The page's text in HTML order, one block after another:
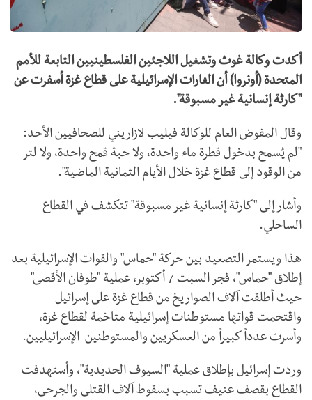
أكدت وكالة غوث وتشغيل اللاجئين الفلسطينيين التابعة للأمم
المتحدة (أونروا) أن الغارات الإسرائيلية على قطاع غزة أسفرت عن
"كارثة إنسانية غير مسبوقة".
وقال المفوض العام للوكالة فيليب لازاريني للصحافيين الأحد:
"لم يُسمح بدخول قطرة ماء واحدة، ولا حبة قمح واحدة، ولا لتر
من الوقود إلى قطاع غزة خلال الأيام الثمانية الماضية".
وأشار إلى "كارثة إنسانية غير مسبوقة" تتكشف في القطاع
الساحلي.
هذا ويستمر التصعيد بين حركة "حماس" والقوات الإسرائيلية بعد
إطلاق "حماس"، فجر السبت 7 أكتوبر، عملية "طوفان الأقصى"
حيث أطلقت آلاف الصواريخ من قطاع غزة على إسرائيل
واقتحمت قواتها مستوطنات إسرائيلية متاخمة لقطاع غزة،
وأسرت عدداً كبيراً من العسكريين والمستوطنين الإسرائيليين.
وردت إسرائيل بإطلاق عملية "السيوف الحديدية"، وأستهدفت
القطاع بقصف عنيف تسبب بسقوط آلاف القتلى والجرحى،